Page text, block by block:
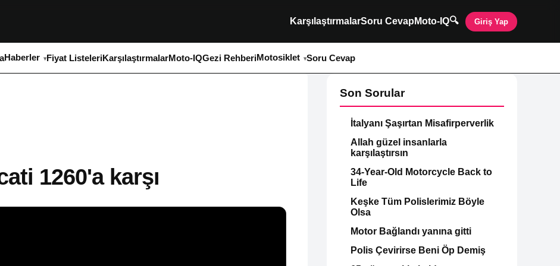
KarşılaştırmalarSoru Cevap Moto-IQ🔍 Giriş Yap
Haberler Fiyat ListeleriKarşılaştırmalarMoto-IQGezi RehberiMotosiklet Soru Cevap
1260'a karşı
Son Sorular
İtalyanı Şaşırtan Misafirperverlik
Allah güzel insanlarla
karşılaştırsın
34-Year-Old Motorcycle Back to
Life
Keşke Tüm Polislerimiz Böyle
Olsa
Motor Bağlandı yanına gitti
Polis Çevirirse Beni Öp Demiş